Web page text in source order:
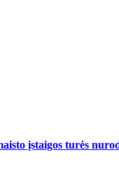
įstaigos turės